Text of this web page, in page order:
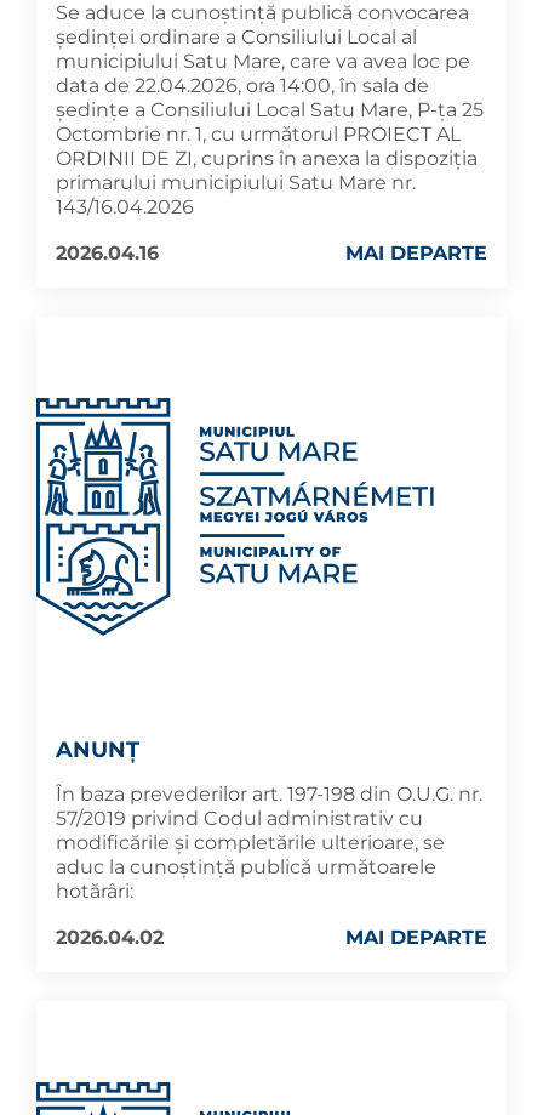
Se aduce la cunoștință publică convocarea
ședinței ordinare a Consiliului Local al
municipiului Satu Mare, care va avea loc pe
data de 22.04.2026, ora 14:00, în sala de
ședințe a Consiliului Local Satu Mare, P-ța 25
Octombrie nr. 1, cu următorul PROIECT AL
ORDINII DE ZI, cuprins în anexa la dispoziția
primarului municipiului Satu Mare nr.
143/16.04.2026
2026.04.16
MAI DEPARTE
ANUNȚ
În baza prevederilor art. 197-198 din O.U.G. nr.
57/2019 privind Codul administrativ cu
modificările și completările ulterioare, se
aduc la cunoştinţă publică următoarele
hotărâri:
2026.04.02
MAI DEPARTE